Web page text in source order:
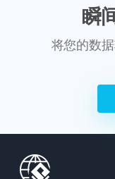
瞬
将您的数